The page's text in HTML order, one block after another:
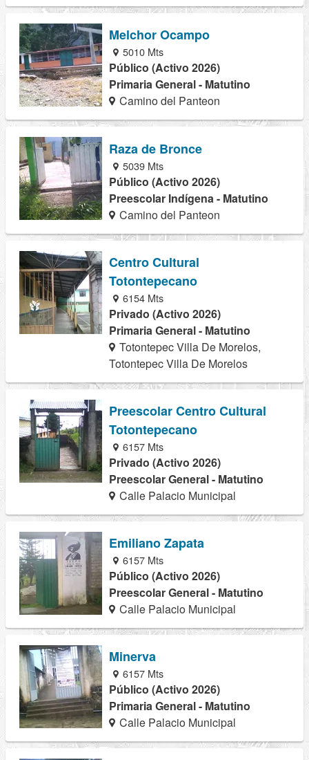
Melchor Ocampo
5010 Mts
Público (Activo 2026)
Primaria General - Matutino
Camino del Panteon
Raza de Bronce
5039 Mts
Público (Activo 2026)
Preescolar Indígena - Matutino
Camino del Panteon
Centro Cultural
Totontepecano
6154 Mts
Privado (Activo 2026)
Primaria General - Matutino
Totontepec Villa De Morelos,
Totontepec Villa De Morelos
Preescolar Centro Cultural
Totontepecano
6157 Mts
Privado (Activo 2026)
Preescolar General - Matutino
Calle Palacio Municipal
Emiliano Zapata
6157 Mts
Público (Activo 2026)
Preescolar General - Matutino
Calle Palacio Municipal
Minerva
6157 Mts
Público (Activo 2026)
Primaria General - Matutino
Calle Palacio Municipal